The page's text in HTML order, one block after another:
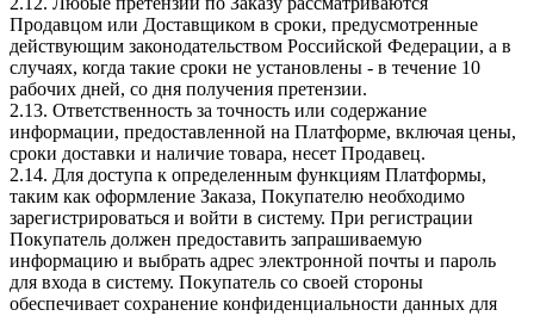
Продавцом или Доставщиком в сроки, предусмотренные
действующим законодательством Российской Федерации, а в
случаях, когда такие сроки не установлены - в течение 10
рабочих дней, со дня получения претензии.
2.13. Ответственность за точность или содержание
информации, предоставленной на Платформе, включая цены,
сроки доставки и наличие товара, несет Продавец.
2.14. Для доступа к определенным функциям Платформы,
таким как оформление Заказа, Покупателю необходимо
зарегистрироваться и войти в систему. При регистрации
Покупатель должен предоставить запрашиваемую
информацию и выбрать адрес электронной почты и пароль
для входа в систему. Покупатель со своей стороны
обеспечивает сохранение конфиденциальности данных для